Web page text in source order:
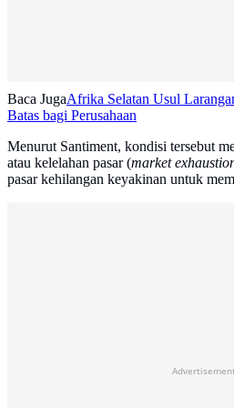
Baca JugaAfrika Selatan Usul
Batas bagi Perusahaan
Menurut Santiment, kondisi tersebut
atau kelelahan pasar (market
pasar kehilangan keyakinan untuk
Advertisement